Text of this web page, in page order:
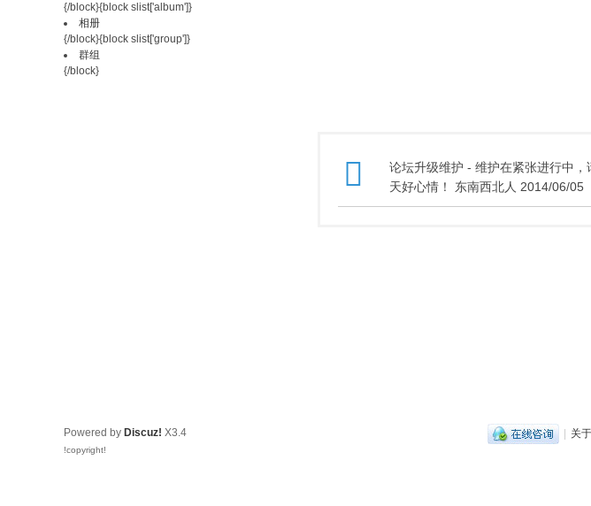
{/block}{block slist['album']}
相册
{/block}{block slist['group']}
群组
{/block}
论坛升级维护 - 维护在紧张进行中
天好心情！ 东南西北人 2014/06/05
| 关
Powered by Discuz! X3.4
!copyright!